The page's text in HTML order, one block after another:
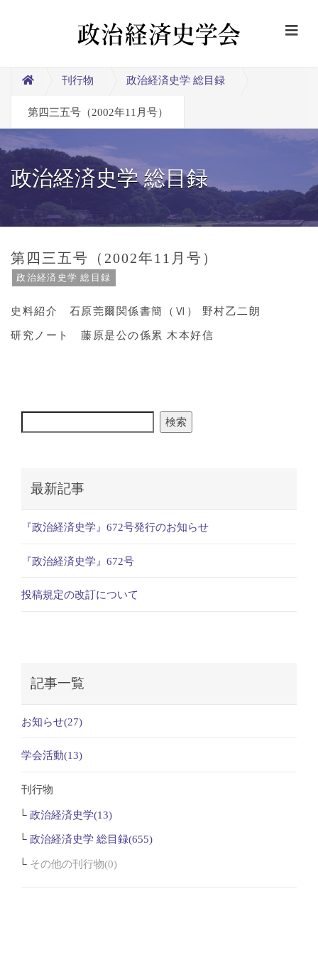
刊行物 政治経済史学 総目録
第四三五号（2002年11月号）
政治経済史学 総目録
第四三五号（2002年11月号）
政治経済史学 総目録
史料紹介 石原莞爾関係書簡（Ⅵ） 野村乙二朗
研究ノート 藤原是公の係累 木本好信
検索
最新記事
『政治経済史学』672号発行のお知らせ
『政治経済史学』672号
投稿規定の改訂について
記事一覧
お知らせ(27)
学会活動(13)
刊行物
政治経済史学(13)
政治経済史学 総目録(655)
その他の刊行物